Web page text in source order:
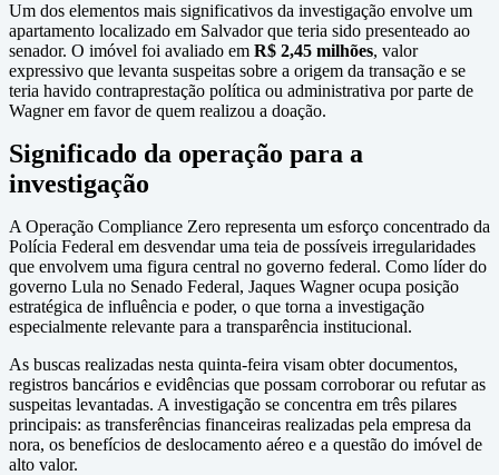
Um dos elementos mais significativos da investigação envolve um
apartamento localizado em Salvador que teria sido presenteado ao
senador. O imóvel foi avaliado em R$ 2,45 milhões, valor
expressivo que levanta suspeitas sobre a origem da transação e se
teria havido contraprestação política ou administrativa por parte de
Wagner em favor de quem realizou a doação.
Significado da operação para a
investigação
A Operação Compliance Zero representa um esforço concentrado da
Polícia Federal em desvendar uma teia de possíveis irregularidades
que envolvem uma figura central no governo federal. Como líder do
governo Lula no Senado Federal, Jaques Wagner ocupa posição
estratégica de influência e poder, o que torna a investigação
especialmente relevante para a transparência institucional.
As buscas realizadas nesta quinta-feira visam obter documentos,
registros bancários e evidências que possam corroborar ou refutar as
suspeitas levantadas. A investigação se concentra em três pilares
principais: as transferências financeiras realizadas pela empresa da
nora, os benefícios de deslocamento aéreo e a questão do imóvel de
alto valor.